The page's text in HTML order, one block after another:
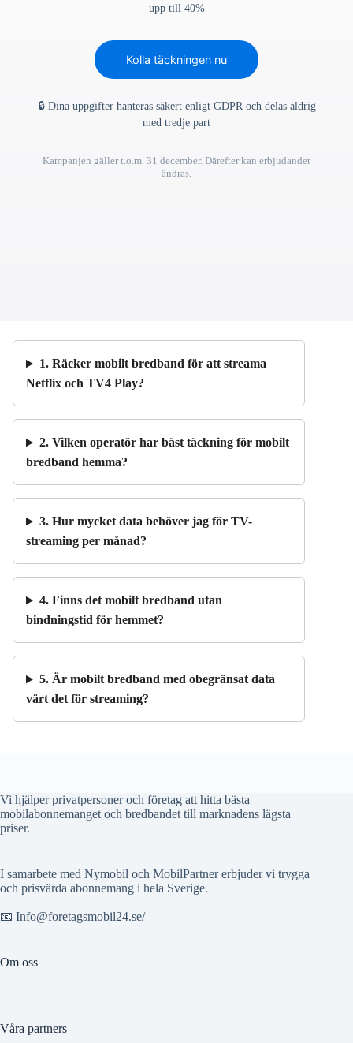
upp till 40%
Kolla täckningen nu
🔒 Dina uppgifter hanteras säkert enligt GDPR och delas aldrig
med tredje part
Kampanjen gäller t.o.m. 31 december. Därefter kan erbjudandet
ändras.
1. Räcker mobilt bredband för att streama
Netflix och TV4 Play?
2. Vilken operatör har bäst täckning för mobilt
bredband hemma?
3. Hur mycket data behöver jag för TV-
streaming per månad?
4. Finns det mobilt bredband utan
bindningstid för hemmet?
5. Är mobilt bredband med obegränsat data
värt det för streaming?
Vi hjälper privatpersoner och företag att hitta bästa
mobilabonnemanget och bredbandet till marknadens lägsta
priser.
I samarbete med Nymobil och MobilPartner erbjuder vi trygga
och prisvärda abonnemang i hela Sverige.
📧 Info@foretagsmobil24.se/
Om oss
Våra partners